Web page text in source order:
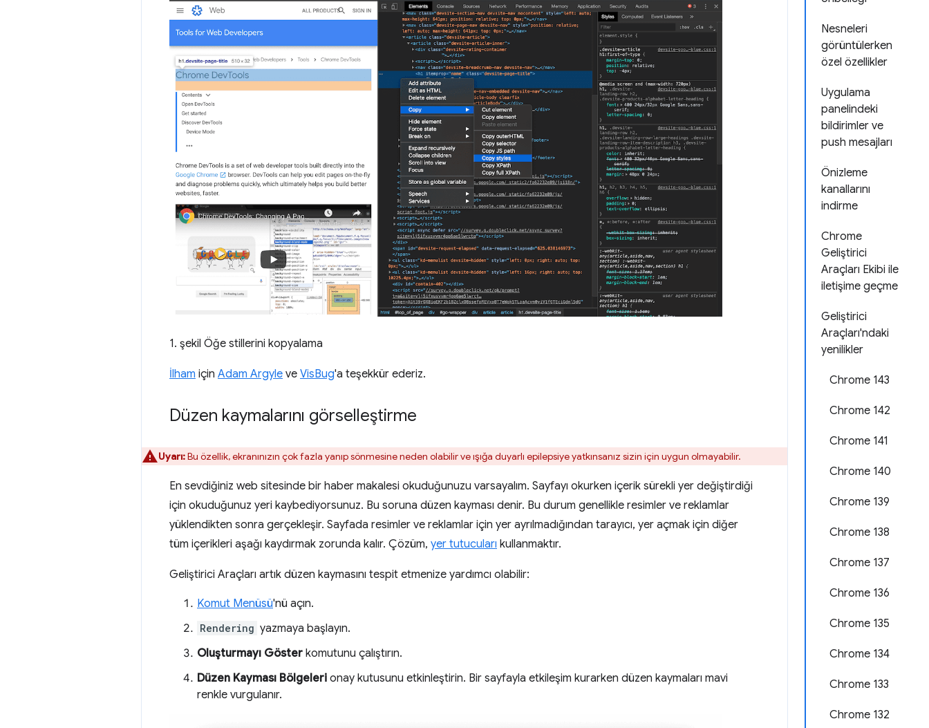
Nesneleri
görüntülerken
özel özellikler
Uygulama
panelindeki
bildirimler ve
push mesajları
Önizleme
kanallarını
indirme
Chrome
Geliştirici
Araçları Ekibi ile
iletişime geçme
Geliştirici
Araçları'ndaki
yenilikler
Chrome 143
Chrome 142
Chrome 141
Chrome 140
Chrome 139
Chrome 138
Chrome 137
Chrome 136
Chrome 135
Chrome 134
Chrome 133
Chrome 132
1. şekil Öğe stillerini kopyalama
İlham için Adam Argyle ve VisBug'a teşekkür ederiz.
Düzen kaymalarını görselleştirme
Uyarı:Bu özellik, ekranınızın çok fazla yanıp sönmesine neden olabilir ve ışığa duyarlı epilepsiye yatkınsanız sizin için uygun olmayabilir.
En sevdiğiniz web sitesinde bir haber makalesi okuduğunuzu varsayalım. Sayfayı okurken içerik sürekli yer değiştirdiği
için okuduğunuz yeri kaybediyorsunuz. Bu soruna düzen kayması denir. Bu durum genellikle resimler ve reklamlar
yüklendikten sonra gerçekleşir. Sayfada resimler ve reklamlar için yer ayrılmadığından tarayıcı, yer açmak için diğer
tüm içerikleri aşağı kaydırmak zorunda kalır. Çözüm, yer tutucuları kullanmaktır.
Geliştirici Araçları artık düzen kaymasını tespit etmenize yardımcı olabilir:
Komut Menüsü'nü açın.
Rendering yazmaya başlayın.
Oluşturmayı Göster komutunu çalıştırın.
Düzen Kayması Bölgeleri onay kutusunu etkinleştirin. Bir sayfayla etkileşim kurarken düzen kaymaları mavi
renkle vurgulanır.